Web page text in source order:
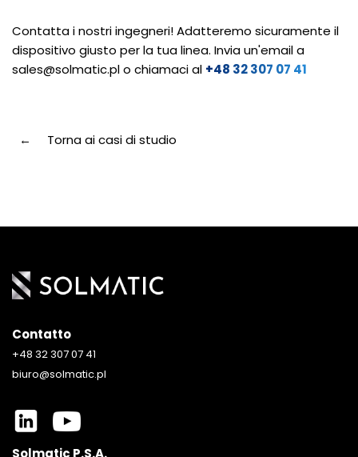
Contatta i nostri ingegneri! Adatteremo sicuramente il
dispositivo giusto per la tua linea. Invia un'email a
sales@solmatic.plo chiamaci al +48 32 307 07 41
Torna ai casi di studio
Contatto
+48 32 307 07 41
biuro@solmatic.pl
Solmatic P.S.A.